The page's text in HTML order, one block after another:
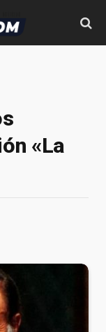
«La